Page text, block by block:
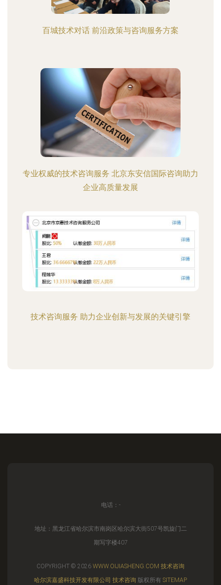
百城技术对话 前沿政策与咨询服务方案
专业权威的技术咨询服务 北京东安信国际咨询助力
企业高质量发展
技术咨询服务 助力企业创新与发展的关键引擎
电话：-
地址：黑龙江省哈尔滨市南岗区哈尔滨大街507号凯旋门二
期写字楼407
COPYRIGHT © 2026 WWW.OIJIASHENG.COM 技术咨询
哈尔滨嘉盛科技开发有限公司 技术咨询 版权所有 SITEMAP